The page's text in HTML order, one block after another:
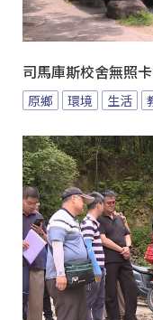
司馬庫斯校舍無照
原鄉 環境 生活